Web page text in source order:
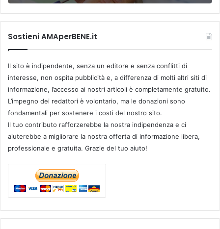
Sostieni AMAperBENE.it
Il sito è indipendente, senza un editore e senza conflitti di
interesse, non ospita pubblicità e, a differenza di molti altri siti di
informazione, l’accesso ai nostri articoli è completamente gratuito.
L’impegno dei redattori è volontario, ma le donazioni sono
fondamentali per sostenere i costi del nostro sito.
Il tuo contributo rafforzerebbe la nostra indipendenza e ci
aiuterebbe a migliorare la nostra offerta di informazione libera,
professionale e gratuita. Grazie del tuo aiuto!